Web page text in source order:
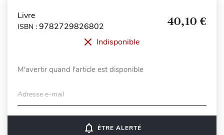
Livre
ISBN : 9782729826802 40,10 €
Indisponible
M'avertir quand l'article est disponible
Adresse e-mail
notifications_none ÊTRE ALERTÉ